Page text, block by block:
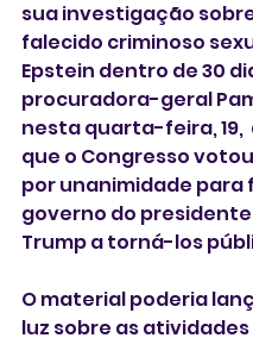
sua investigação
falecido criminoso
Epstein dentro de 30
procuradora-geral
nesta quarta-feira, 19,
que o Congresso
por unanimidade para
governo do
Trump a torná-los
O material poderia
luz sobre as atividades